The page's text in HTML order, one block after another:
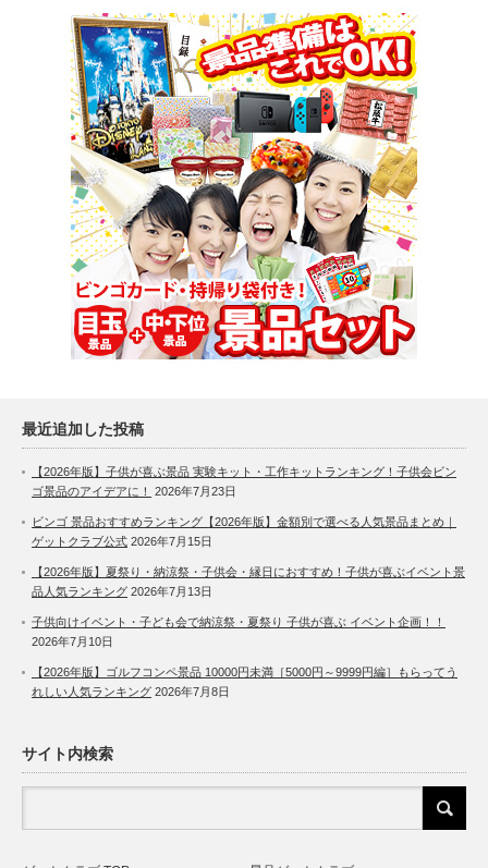
最近追加した投稿
【2026年版】子供が喜ぶ景品 実験キット・工作キットランキング！子供会ビン
ゴ景品のアイデアに！
2026年7月23日
ビンゴ 景品おすすめランキング【2026年版】金額別で選べる人気景品まとめ｜
ゲットクラブ公式 2026年7月15日
【2026年版】夏祭り・納涼祭・子供会・縁日におすすめ！子供が喜ぶイベント景
品人気ランキング 2026年7月13日
子供向けイベント・子ども会で納涼祭・夏祭り 子供が喜ぶ イベント企画！！
2026年7月10日
【2026年版】ゴルフコンペ景品 10000円未満［5000円～9999円編］もらってう
れしい人気ランキング 2026年7月8日
サイト内検索